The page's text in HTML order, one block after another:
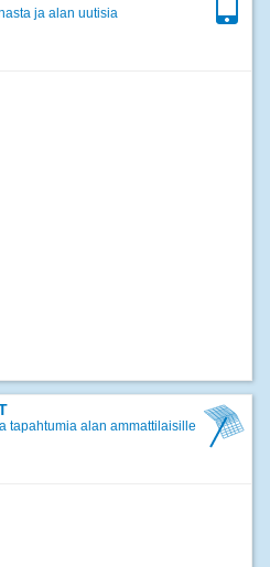
ja alan uutisia
tapahtumia alan ammattilaisille